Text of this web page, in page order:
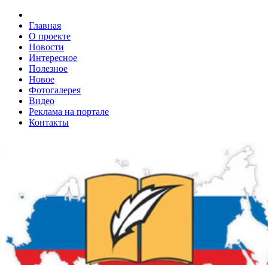
Главная
О проекте
Новости
Интересное
Полезное
Новое
Фотогалерея
Видео
Реклама на портале
Контакты